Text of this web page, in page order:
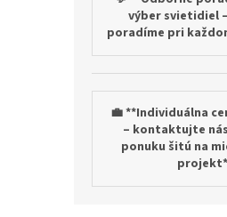
výber svietidiel
poradíme pri
💼 **Individuálna
– kontaktujte
ponuku šitú na